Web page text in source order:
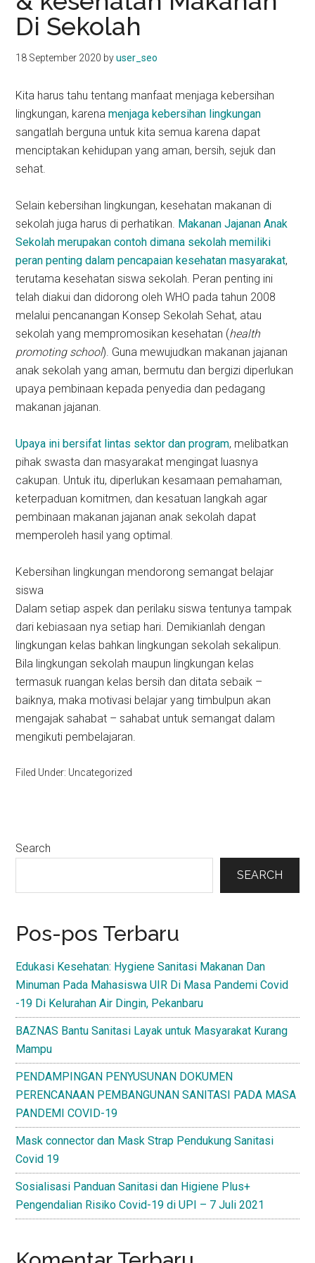
kit
indonesia
Di Sekolah
18 September 2020 byuser_seo
Kita harus tahu tentang manfaat menjaga kebersihan
lingkungan, karenamenjaga kebersihan lingkungan
sangatlah berguna untuk kita semua karena dapat
menciptakan kehidupan yang aman, bersih, sejuk dan
sehat.
Selain kebersihan lingkungan, kesehatan makanan di
sekolah juga harus di perhatikan. Makanan Jajanan Anak
Sekolah merupakan contoh dimana sekolah memiliki
peran penting dalam pencapaian kesehatan masyarakat,
terutama kesehatan siswa sekolah. Peran penting ini
telah diakui dan didorong oleh WHO pada tahun 2008
melalui pencanangan Konsep Sekolah Sehat, atau
sekolah yang mempromosikan kesehatan (health
promoting school). Guna mewujudkan makanan jajanan
anak sekolah yang aman, bermutu dan bergizi diperlukan
upaya pembinaan kepada penyedia dan pedagang
makanan jajanan.
Upaya ini bersifat lintas sektor dan program, melibatkan
pihak swasta dan masyarakat mengingat luasnya
cakupan. Untuk itu, diperlukan kesamaan pemahaman,
keterpaduan komitmen, dan kesatuan langkah agar
pembinaan makanan jajanan anak sekolah dapat
memperoleh hasil yang optimal.
Kebersihan lingkungan mendorong semangat belajar
siswa
Dalam setiap aspek dan perilaku siswa tentunya tampak
dari kebiasaan nya setiap hari. Demikianlah dengan
lingkungan kelas bahkan lingkungan sekolah sekalipun.
Bila lingkungan sekolah maupun lingkungan kelas
termasuk ruangan kelas bersih dan ditata sebaik –
baiknya, maka motivasi belajar yang timbulpun akan
mengajak sahabat – sahabat untuk semangat dalam
mengikuti pembelajaran.
Filed Under: Uncategorized
Primary
Search
SEARCH
Pos-pos Terbaru
Edukasi Kesehatan: Hygiene Sanitasi Makanan Dan
Minuman Pada Mahasiswa UIR Di Masa Pandemi Covid
-19 Di Kelurahan Air Dingin, Pekanbaru
BAZNAS Bantu Sanitasi Layak untuk Masyarakat Kurang
Mampu
PENDAMPINGAN PENYUSUNAN DOKUMEN
PERENCANAAN PEMBANGUNAN SANITASI PADA MASA
PANDEMI COVID-19
Mask connector dan Mask Strap Pendukung Sanitasi
Covid 19
Sosialisasi Panduan Sanitasi dan Higiene Plus+
Pengendalian Risiko Covid-19 di UPI – 7 Juli 2021